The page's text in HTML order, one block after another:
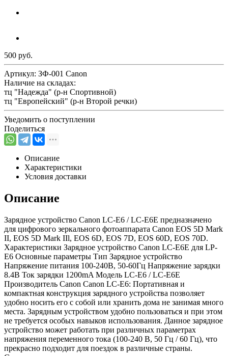
500 руб.
Артикул: ЗФ-001 Canon
Наличие на складах:
тц "Надежда" (р-н Спортивной)
тц "Европейский" (р-н Второй речки)
Уведомить о поступлении
Поделиться
Описание
Характеристики
Условия доставки
Описание
Зарядное устройство Canon LC-E6 / LC-E6E предназначено
для цифрового зеркального фотоаппарата Canon EOS 5D Mark
II, EOS 5D Mark IIl, EOS 6D, EOS 7D, EOS 60D, EOS 70D.
Характеристики Зарядное устройство Canon LC-E6Е для LP-
E6 Основные параметры Тип Зарядное устройство
Напряжение питания 100-240В, 50-60Гц Напряжение зарядки
8.4В Ток зарядки 1200mA Модель LC-E6 / LC-E6E
Производитель Canon Canon LC-E6: Портативная и
компактная конструкция зарядного устройства позволяет
удобно носить его с собой или хранить дома не занимая много
места. Зарядным устройством удобно пользоваться и при этом
не требуется особых навыков использования. Данное зарядное
устройство может работать при различных параметрах
напряжения переменного тока (100-240 В, 50 Гц / 60 Гц), что
прекрасно подходит для поездок в различные страны.